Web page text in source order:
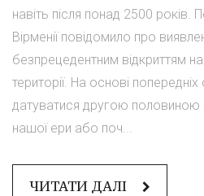
навіть після понад 2500 років.
Вірменії повідомило про
безпрецедентним відкриттям на
території. На основі
датуватися другою половиною
нашої ери або поч...
ЧИТАТИ ДАЛІ